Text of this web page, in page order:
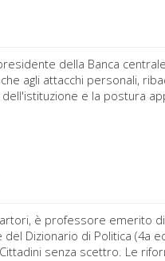
della Banca
agli attacchi personali,
e la postura
è professore emerito
Dizionario di Politica (4a
senza scettro. Le